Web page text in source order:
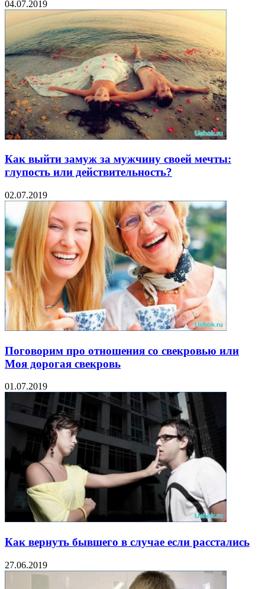
04.07.2019
Как выйти замуж за мужчину своей мечты:
глупость или действительность?
02.07.2019
Поговорим про отношения со свекровью или
Моя дорогая свекровь
01.07.2019
Как вернуть бывшего в случае если расстались
27.06.2019